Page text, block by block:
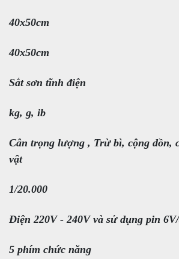
40x50cm
40x50cm
Sắt sơn tĩnh điện
kg, g, ib
Cân trọng lượng , Trừ bì, cộng dồn,
vật
1/20.000
Điện 220V - 240V và sử dụng pin
5 phím chức năng